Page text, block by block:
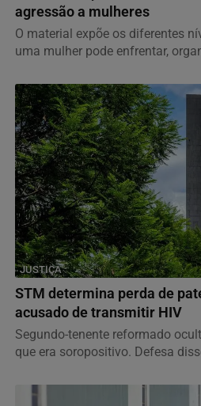
agressão a mulheres
O material expõe os diferentes
uma mulher pode enfrentar,
JUSTIÇA
STM determina perda de
acusado de transmitir HIV
Segundo-tenente reformado
que era soropositivo. Defesa